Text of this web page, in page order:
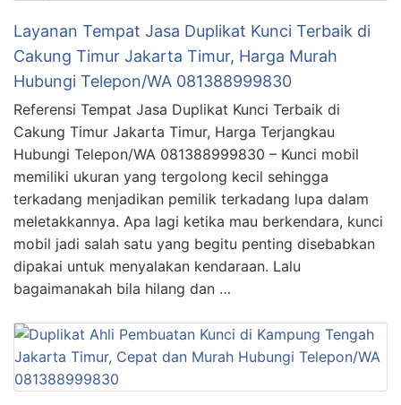
Layanan Tempat Jasa Duplikat Kunci Terbaik di
Cakung Timur Jakarta Timur, Harga Murah
Hubungi Telepon/WA 081388999830
Referensi Tempat Jasa Duplikat Kunci Terbaik di
Cakung Timur Jakarta Timur, Harga Terjangkau
Hubungi Telepon/WA 081388999830 – Kunci mobil
memiliki ukuran yang tergolong kecil sehingga
terkadang menjadikan pemilik terkadang lupa dalam
meletakkannya. Apa lagi ketika mau berkendara, kunci
mobil jadi salah satu yang begitu penting disebabkan
dipakai untuk menyalakan kendaraan. Lalu
bagaimanakah bila hilang dan …